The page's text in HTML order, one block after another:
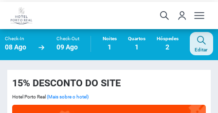
Check-In
08 Ago
Check-Out
09 Ago
Noites
1
Quartos
1
Hóspedes
2 Editar
15% DESCONTO DO SITE
Hotel Porto Real (Mais sobre o hotel)